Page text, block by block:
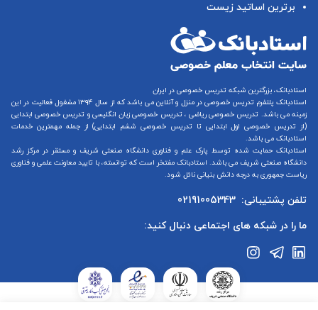
برترین اساتید زیست
استادبانک، بزرگترین شبکه تدریس خصوصی در ایران
استادبانک پلتفرم تدریس خصوصی در منزل و آنلاین
می باشد که از سال ۱۳۹۴ مشغول فعالیت در این
زمینه می باشد. تدریس خصوصی ریاضی ، تدریس خصوصی زبان انگلیسیو تدریس خصوصی ابتدایی
(از تدریس خصوصی اول ابتدایی تا تدریس خصوصی ششم ابتدایی) از جمله مهمترین خدمات
استادبانک می باشد.
استادبانک حمایت شده توسط پارک علم و فناوری دانشگاه صنعتی شریف و مستقر در مرکز رشد
دانشگاه صنعتی شریف می باشد. استادبانک مفتخر است که توانسته، با تایید معاونت علمی و فناوری
ریاست جمهوری به درجه دانش بنیانی نائل شود.
تلفن پشتیبانی: 02191005343
ما را در شبکه های اجتماعی دنبال کنید: